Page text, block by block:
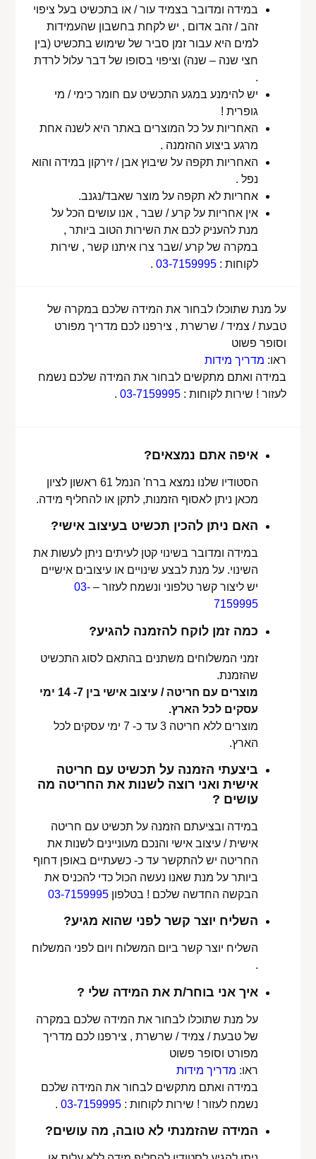
במידה ומדובר בצמיד עור / או בתכשיט בעל ציפוי
זהב / זהב אדום , יש לקחת בחשבון שהעמידות
למים היא עבור זמן סביר של שימוש בתכשיט (בין
חצי שנה – שנה) וציפוי בסופו של דבר עלול לרדת
.
יש להימנע במגע התכשיט עם חומר כימי / מי
גופרית !
האחריות על כל המוצרים באתר היא לשנה אחת
מרגע ביצוע ההזמנה .
האחריות תקפה על שיבוץ אבן / זירקון במידה והוא
נפל .
אחריות לא תקפה על מוצר שאבד/נגנב.
אין אחריות על קרע / שבר , אנו עושים הכל על
מנת להעניק לכם את השירות הטוב ביותר ,
במקרה של קרע /שבר צרו איתנו קשר , שירות
לקוחות :03-7159995
.
על מנת שתוכלו לבחור את המידה שלכם במקרה של
טבעת / צמיד / שרשרת , צירפנו לכם מדריך מפורט
וסופר פשוט
ראו: מדריך מידות
במידה ואתם מתקשים לבחור את המידה שלכם נשמח
לעזור ! שירות לקוחות :03-7159995
.
איפה אתם נמצאים?
הסטודיו שלנו נמצא ברח' הנמל 61 ראשון לציון
מכאן ניתן לאסוף הזמנות, לתקן או להחליף מידה.
האם ניתן להכין תכשיט בעיצוב אישי?
במידה ומדובר בשינוי קטן לעיתים ניתן לעשות את
השינוי. על מנת לבצע שינויים או עיצובים אישיים
יש ליצור קשר טלפוני ונשמח לעזור –03-
7159995
כמה זמן לוקח להזמנה להגיע?
זמני המשלוחים משתנים בהתאם לסוג התכשיט
שהזמנת.
מוצרים עם חריטה / עיצוב אישי בין 7- 14 ימי
עסקים לכל הארץ.
מוצרים ללא חריטה 3 עד כ- 7 ימי עסקים לכל
הארץ.
ביצעתי הזמנה על תכשיט עם חריטה
אישית ואני רוצה לשנות את החריטה מה
עושים ?
במידה ובציעתם הזמנה על תכשיט עם חריטה
אישית / עיצוב אישי והנכם מעוניינים לשנות את
החריטה יש להתקשר עד כ- כשעתיים באופן דחוף
ביותר על מנת שאנו נעשה הכול כדי להכניס את
הבקשה החדשה שלכם ! בטלפון03-7159995
השליח יוצר קשר לפני שהוא מגיע?
השליח יוצר קשר ביום המשלוח ויום לפני המשלוח
.
איך אני בוחר/ת את המידה שלי ?
על מנת שתוכלו לבחור את המידה שלכם במקרה
של טבעת / צמיד / שרשרת , צירפנו לכם מדריך
מפורט וסופר פשוט
ראו: מדריך מידות
במידה ואתם מתקשים לבחור את המידה שלכם
נשמח לעזור ! שירות לקוחות :03-7159995
.
המידה שהזמנתי לא טובה, מה עושים?